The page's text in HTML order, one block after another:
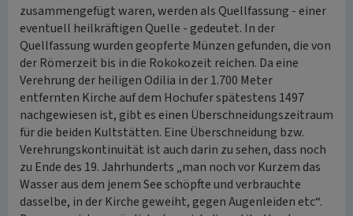
zusammengefügt waren, werden als Quellfassung - einer
eventuell heilkräftigen Quelle - gedeutet. In der
Quellfassung wurden geopferte Münzen gefunden, die von
der Römerzeit bis in die Rokokozeit reichen. Da eine
Verehrung der heiligen Odilia in der 1.700 Meter
entfernten Kirche auf dem Hochufer spätestens 1497
nachgewiesen ist, gibt es einen Überschneidungszeitraum
für die beiden Kultstätten. Eine Überschneidung bzw.
Verehrungskontinuität ist auch darin zu sehen, dass noch
zu Ende des 19. Jahrhunderts „man noch vor Kurzem das
Wasser aus dem jenem See schöpfte und verbrauchte
dasselbe, in der Kirche geweiht, gegen Augenleiden etc“.